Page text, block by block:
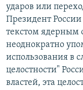
ударов или
Президент
текстом ядерным
неоднократно
использования в
целостности"
властей, эта